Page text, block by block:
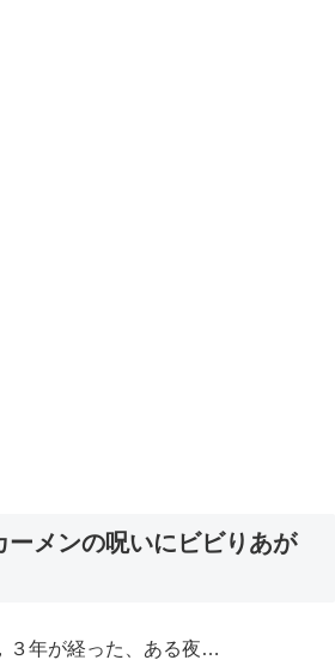
ーメンの呪いにビビりあが
３年が経った、ある夜…